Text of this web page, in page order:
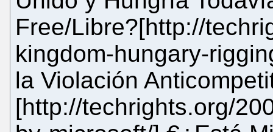
Free/Libre?[http://
kingdom-hungary-
la Violación
[http://techrights.org/